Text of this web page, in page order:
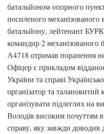
батальйоном опорного
посиленого механізованого
батальйону, лейтенант
командир 2 механізованого
А4718 отримав поранення
Офіцер є прикладом
України та справі
організатор та
організувати підлеглих на
Володів високим почуттям
справу, яку завжди доводив